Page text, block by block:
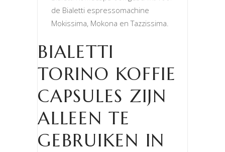
de Bialetti espressomachine
Mokissima, Mokona en Tazzissima.
BIALETTI
TORINO KOFFIE
CAPSULES ZIJN
ALLEEN TE
GEBRUIKEN IN